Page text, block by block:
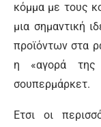
κόμμα με τους
μια σημαντική
προϊόντων στα
η «αγορά της
σουπερμάρκετ.
Ετσι οι